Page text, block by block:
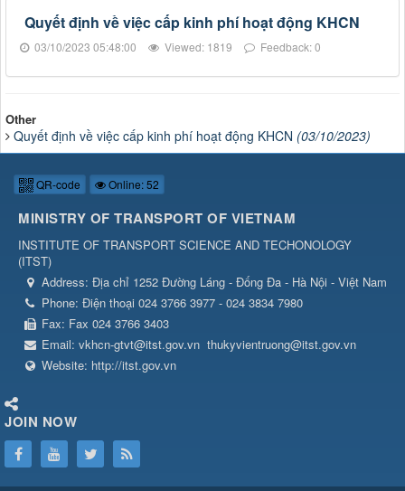
Quyết định về việc cấp kinh phí hoạt động KHCN
03/10/2023 05:48:00 Viewed: 1819 Feedback: 0
Other
Quyết định về việc cấp kinh phí hoạt động KHCN (03/10/2023)
QR-code Online: 52
MINISTRY OF TRANSPORT OF VIETNAM
INSTITUTE OF TRANSPORT SCIENCE AND TECHONOLOGY
(ITST)
Address: Địa chỉ 1252 Đường Láng - Đống Đa - Hà Nội - Việt Nam
Phone: Điện thoại 024 3766 3977 - 024 3834 7980
Fax: Fax 024 3766 3403
Email: vkhcn-gtvt@itst.gov.vn thukyvientruong@itst.gov.vn
Website: http://itst.gov.vn
JOIN NOW